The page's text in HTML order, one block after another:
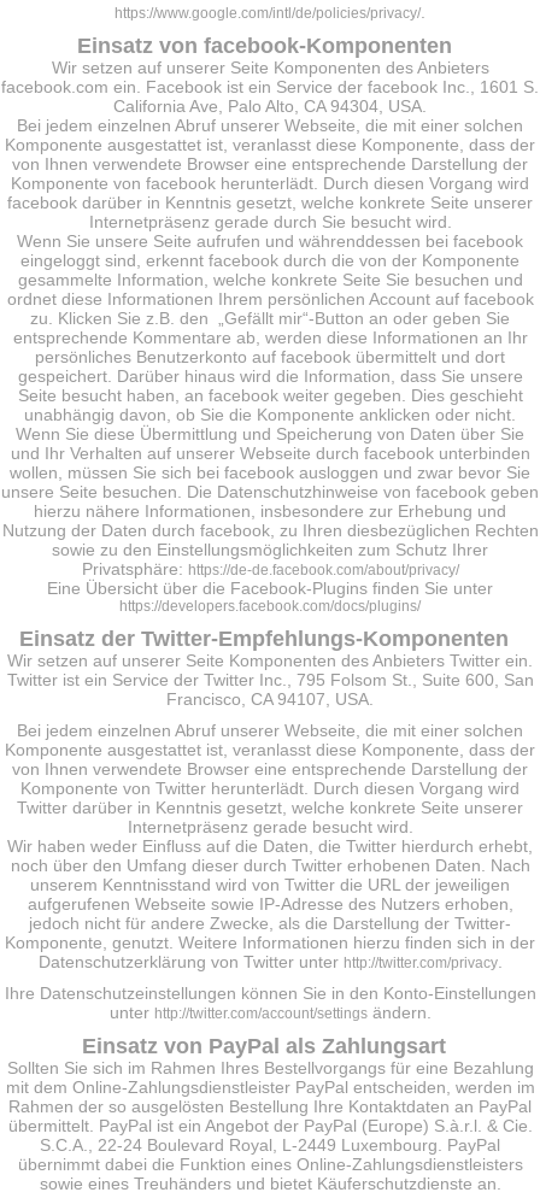
https://www.google.com/intl/de/policies/privacy/
Einsatz von facebook-Komponenten
Wir setzen auf unserer Seite Komponenten des Anbieters
facebook.com ein. Facebook ist ein Service der facebook Inc., 1601 S.
California Ave, Palo Alto, CA 94304, USA.
Bei jedem einzelnen Abruf unserer Webseite, die mit einer solchen
Komponente ausgestattet ist, veranlasst diese Komponente, dass der
von Ihnen verwendete Browser eine entsprechende Darstellung der
Komponente von facebook herunterlädt. Durch diesen Vorgang wird
facebook darüber in Kenntnis gesetzt, welche konkrete Seite unserer
Internetpräsenz gerade durch Sie besucht wird.
Wenn Sie unsere Seite aufrufen und währenddessen bei facebook
eingeloggt sind, erkennt facebook durch die von der Komponente
gesammelte Information, welche konkrete Seite Sie besuchen und
ordnet diese Informationen Ihrem persönlichen Account auf facebook
zu. Klicken Sie z.B. den „Gefällt mir“-Button an oder geben Sie
entsprechende Kommentare ab, werden diese Informationen an Ihr
persönliches Benutzerkonto auf facebook übermittelt und dort
gespeichert. Darüber hinaus wird die Information, dass Sie unsere
Seite besucht haben, an facebook weiter gegeben. Dies geschieht
unabhängig davon, ob Sie die Komponente anklicken oder nicht.
Wenn Sie diese Übermittlung und Speicherung von Daten über Sie
und Ihr Verhalten auf unserer Webseite durch facebook unterbinden
wollen, müssen Sie sich bei facebook ausloggen und zwar bevor Sie
unsere Seite besuchen. Die Datenschutzhinweise von facebook geben
hierzu nähere Informationen, insbesondere zur Erhebung und
Nutzung der Daten durch facebook, zu Ihren diesbezüglichen Rechten
sowie zu den Einstellungsmöglichkeiten zum Schutz Ihrer
Privatsphäre: https://de-de.facebook.com/about/privacy/
Eine Übersicht über die Facebook-Plugins finden Sie unter
https://developers.facebook.com/docs/plugins/
Einsatz der Twitter-Empfehlungs-Komponenten
Wir setzen auf unserer Seite Komponenten des Anbieters Twitter ein.
Twitter ist ein Service der Twitter Inc., 795 Folsom St., Suite 600, San
Francisco, CA 94107, USA.
Bei jedem einzelnen Abruf unserer Webseite, die mit einer solchen
Komponente ausgestattet ist, veranlasst diese Komponente, dass der
von Ihnen verwendete Browser eine entsprechende Darstellung der
Komponente von Twitter herunterlädt. Durch diesen Vorgang wird
Twitter darüber in Kenntnis gesetzt, welche konkrete Seite unserer
Internetpräsenz gerade besucht wird.
Wir haben weder Einfluss auf die Daten, die Twitter hierdurch erhebt,
noch über den Umfang dieser durch Twitter erhobenen Daten. Nach
unserem Kenntnisstand wird von Twitter die URL der jeweiligen
aufgerufenen Webseite sowie IP-Adresse des Nutzers erhoben,
jedoch nicht für andere Zwecke, als die Darstellung der Twitter-
Komponente, genutzt. Weitere Informationen hierzu finden sich in der
Datenschutzerklärung von Twitter unter http://twitter.com/privacy.
Ihre Datenschutzeinstellungen können Sie in den Konto-Einstellungen
unter http://twitter.com/account/settingsändern.
Einsatz von PayPal als Zahlungsart
Sollten Sie sich im Rahmen Ihres Bestellvorgangs für eine Bezahlung
mit dem Online-Zahlungsdienstleister PayPal entscheiden, werden im
Rahmen der so ausgelösten Bestellung Ihre Kontaktdaten an PayPal
übermittelt. PayPal ist ein Angebot der PayPal (Europe) S.à.r.l. & Cie.
S.C.A., 22-24 Boulevard Royal, L-2449 Luxembourg. PayPal
übernimmt dabei die Funktion eines Online-Zahlungsdienstleisters
sowie eines Treuhänders und bietet Käuferschutzdienste an.